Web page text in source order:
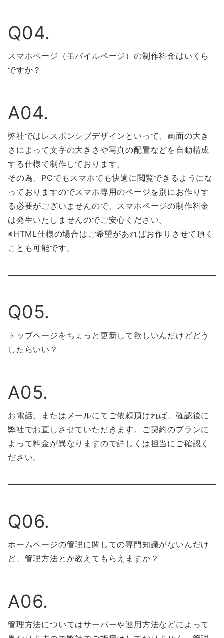
Q04.
スマホページ（モバイルページ）の制作料金はいくら
ですか？
A04.
弊社ではレスポンシブデザインといって、画面の大き
さによって文字の大きさや写真の配置などを自動構成
する仕様で制作しております。
その為、PCでもスマホでも快適に閲覧できるようにな
っておりますのでスマホ専用のページを別にお作りす
る必要がございませんので、スマホページの制作料金
は発生いたしませんのでご安心ください。
※HTML仕様の場合はご希望があればお作りさせて頂く
ことも可能です。
Q05.
トップページをちょっと更新して欲しいんだけどどう
したらいい？
A05.
お電話、またはメールにてご依頼頂ければ、確認後に
弊社でお直しさせていただきます。ご契約のプランに
よって料金が異なりますので詳しくは担当にご確認く
ださい。
Q06.
ホームページの管理に関しての専門知識がないんだけ
ど、管理方法とか教えてもらえますか？
A06.
管理方法についてはサーバーや運用方法などによって